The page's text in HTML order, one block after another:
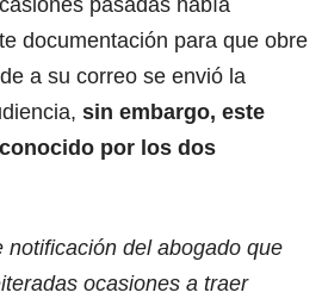
documentación para que obre
a su correo se envió la
sin embargo, este
por los dos
notificación del abogado que
ocasiones a traer